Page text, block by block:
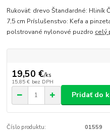
Rukoväť: drevo Štandardné:
7,5 cm Príslušenstvo: Kefa a
polstrované nylonové puzdro celý
19,50 €/ks
15,85 € bez DPH
Pridať do
Číslo produktu: 01559